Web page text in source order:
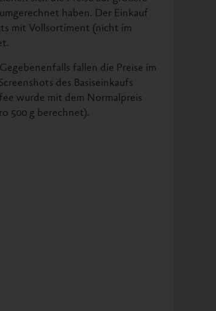
haben. Der Einkauf
mit Vollsortiment (nicht im
fallen die Preise im
des Basiseinkaufs
wurde mit dem Normalpreis
500 g berechnet).